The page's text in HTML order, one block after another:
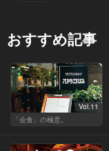
おすすめ記事
Vol.11
「会食」の極意。